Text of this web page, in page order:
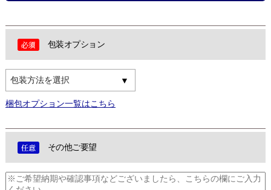
包装オプション
包装方法を選択
梱包オプション一覧はこちら
その他ご要望